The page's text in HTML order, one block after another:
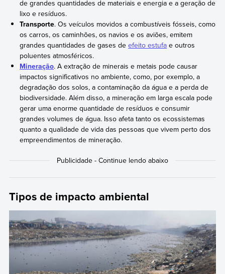
de grandes quantidades de materiais e energia e a geração de
lixo e resíduos.
Transporte. Os veículos movidos a combustíveis fósseis, como
os carros, os caminhões, os navios e os aviões, emitem
grandes quantidades de gases deefeito estufa e outros
poluentes atmosféricos.
Mineração. A extração de minerais e metais pode causar
impactos significativos no ambiente, como, por exemplo, a
degradação dos solos, a contaminação da água e a perda de
biodiversidade. Além disso, a mineração em larga escala pode
gerar uma enorme quantidade de resíduos e consumir
grandes volumes de água. Isso afeta tanto os ecossistemas
quanto a qualidade de vida das pessoas que vivem perto dos
empreendimentos de mineração.
Tipos de impacto ambiental